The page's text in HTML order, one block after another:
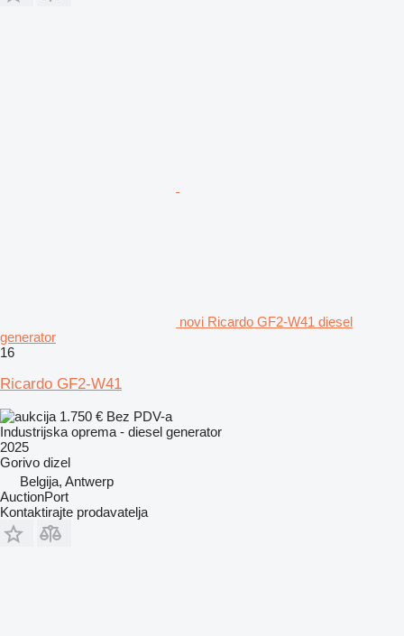
novi Ricardo GF2-W41 diesel
generator
16
Ricardo GF2-W41
1.750 € Bez PDV-a
Industrijska oprema - diesel generator
2025
Gorivo dizel
Belgija, Antwerp
AuctionPort
Kontaktirajte prodavatelja